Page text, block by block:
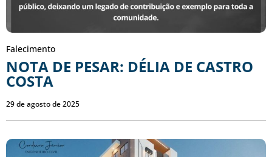
Falecimento
NOTA DE PESAR: DÉLIA DE CASTRO
COSTA
29 de agosto de 2025